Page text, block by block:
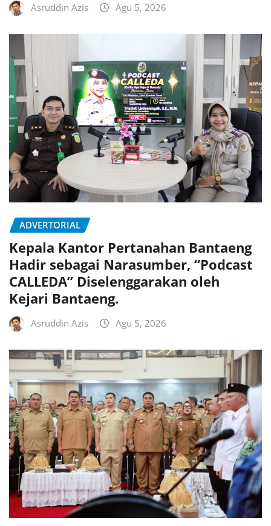
Asruddin Azis Agu 5, 2026
ADVERTORIAL
Kepala Kantor Pertanahan Bantaeng
Hadir sebagai Narasumber, “Podcast
CALLEDA” Diselenggarakan oleh
Kejari Bantaeng.
Asruddin Azis Agu 5, 2026